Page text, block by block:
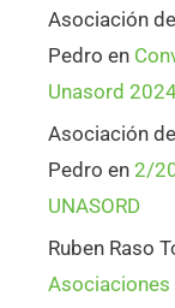
Asociación
Pedro en
Unasord
Asociación
Pedro en 2/
UNASORD
Ruben Raso
Asociaciones